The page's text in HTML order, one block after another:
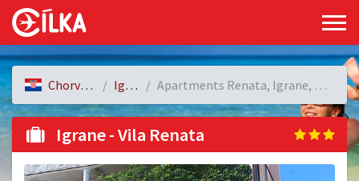
Chorvatsko Igrane Apartments Renata, Igrane, Chorvatsko
Igrane - Vila Renata